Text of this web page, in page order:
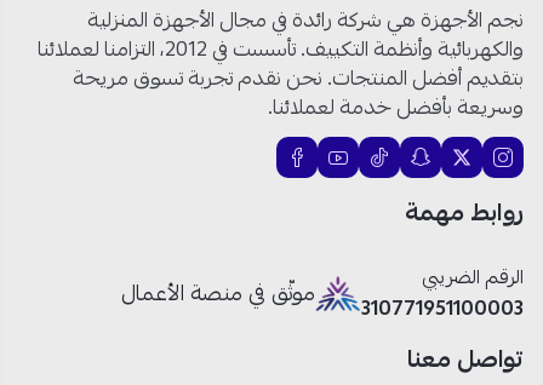
الذاكرة:
1.5 جيجابايت رام / 8 جيجابايت تخزين
داخلي
الصوت:Dolby Audio
معدل التحديث:60 هرتز
التحكم:ريموت Magic بتحكم صوتي ذكي
الاتصال:Wi-Fi / 2 HDMI / 2 USB
التصميم:
شاشة نيكاي سمارت بدقة UHD 4K: تجربة ترفيه لا مثيل
لها!
نجم الأجهزة هي شركة رائدة في مجال الأجهزة المنزلية
والكهربائية وأنظمة التكييف. تأسست في 2012، التزامنا لعملائنا
بتقديم أفضل المنتجات. نحن نقدم تجربة تسوق مريحة
وسريعة بأفضل خدمة لعملائنا.
روابط مهمة
الرقم الضريبي
310771951100003
موثّق في منصة الأعمال
تواصل معنا